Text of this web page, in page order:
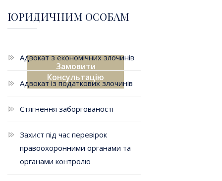
Замовити
Консультацію
ЮРИДИЧНИМ ОСОБАМ
Адвокат з економічних злочинів
Адвокат із податкових злочинів
Стягнення заборгованості
Захист під час перевірок
правоохоронними органами та
органами контролю